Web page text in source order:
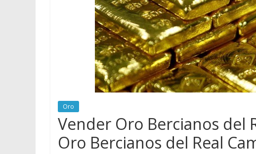
Chatarreros
Oro
Vender Oro Bercianos del
Oro Bercianos del Real